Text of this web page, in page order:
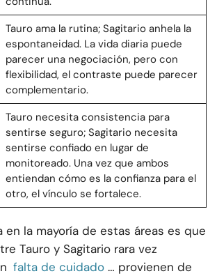
Tauro ama la rutina; Sagitario anhela la
espontaneidad. La vida diaria puede
parecer una negociación, pero con
flexibilidad, el contraste puede parecer
complementario.
Tauro necesita consistencia para
sentirse seguro; Sagitario necesita
sentirse confiado en lugar de
monitoreado. Una vez que ambos
entiendan cómo es la confianza para el
otro, el vínculo se fortalece.
en la mayoría de estas áreas es que
Tauro y Sagitario rara vez
falta de cuidado … provienen de